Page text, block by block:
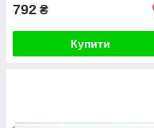
792 ₴
Купити